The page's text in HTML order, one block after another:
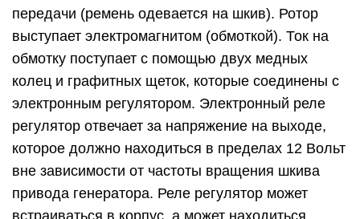
передачи (ремень одевается на шкив). Ротор
выступает электромагнитом (обмоткой). Ток на
обмотку поступает с помощью двух медных
колец и графитных щеток, которые соединены с
электронным регулятором. Электронный реле
регулятор отвечает за напряжение на выходе,
которое должно находиться в пределах 12 Вольт
вне зависимости от частоты вращения шкива
привода генератора. Реле регулятор может
встраиваться в корпус, а может находиться